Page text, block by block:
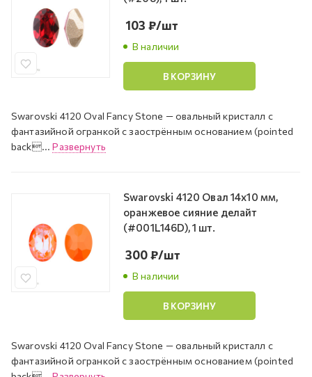
В наличии
103 ₽/шт
В КОРЗИНУ
Swarovski 4120 Oval Fancy Stone — овальный кристалл с
фантазийной огранкой с заострённым основанием (pointed
back...Развернуть
Swarovski 4120 Овал 14х10 мм,
оранжевое сияние делайт
(#001L146D), 1 шт.
В наличии
300₽/шт
В КОРЗИНУ
Swarovski 4120 Oval Fancy Stone — овальный кристалл с
фантазийной огранкой с заострённым основанием (pointed